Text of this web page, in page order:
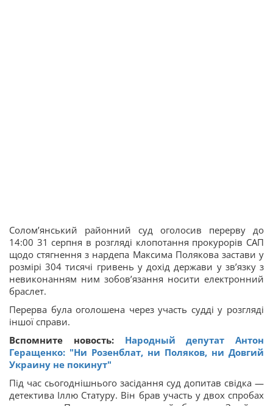
Солом’янський районний суд оголосив перерву до
14:00 31 серпня в розгляді клопотання прокурорів САП
щодо стягнення з нардепа Максима Полякова застави у
розмірі 304 тисячі гривень у дохід держави у зв’язку з
невиконанням ним зобов’язання носити електронний
браслет.
Перерва була оголошена через участь судді у розгляді
іншої справи.
Вспомните новость: Народный депутат Антон
Геращенко: "Ни Розенблат, ни Поляков, ни Довгий
Украину не покинут"
Під час сьогоднішнього засідання суд допитав свідка —
детектива Іллю Статуру. Він брав участь у двох спробах